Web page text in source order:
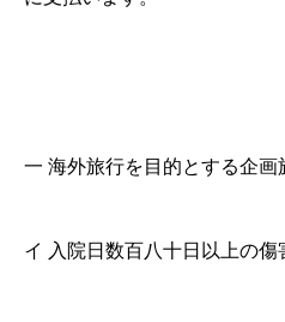
一 海外旅行を目的とする企画
イ 入院日数百八十日以上の